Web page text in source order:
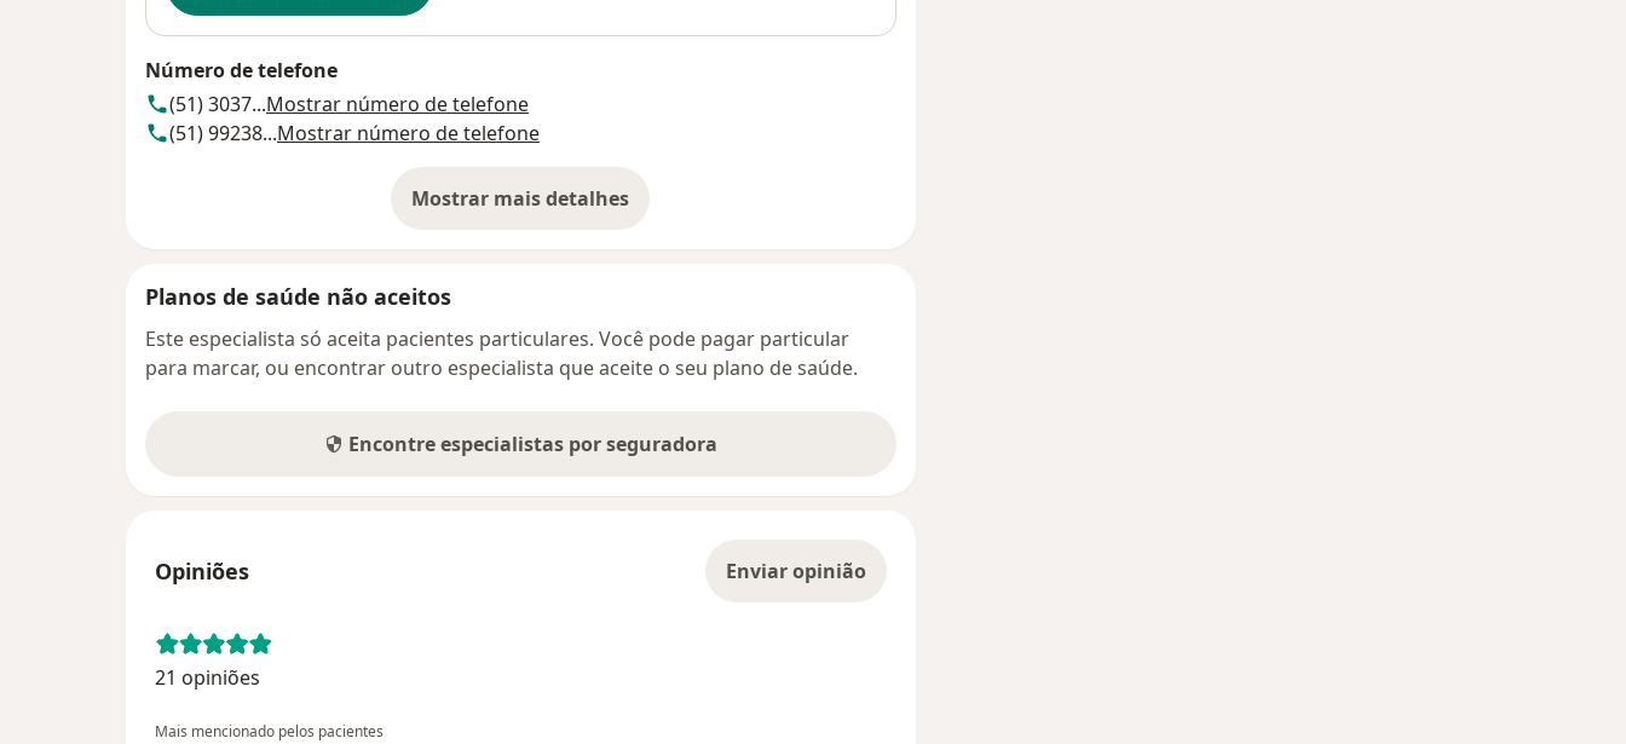
Número de telefone
(51) 3037...Mostrar número de telefone
(51) 99238...Mostrar número de telefone
Mostrar mais detalhes
sobre o endereço
Planos de saúde não aceitos
Este especialista só aceita pacientes particulares. Você pode pagar particular
para marcar, ou encontrar outro especialista que aceite o seu plano de saúde.
Encontre especialistas por seguradora
Opiniões Enviar opinião
21 opiniões
Mais mencionado pelos pacientes